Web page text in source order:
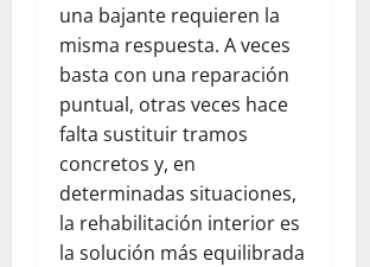
una bajante requieren la
misma respuesta. A veces
basta con una reparación
puntual, otras veces hace
falta sustituir tramos
concretos y, en
determinadas situaciones,
la rehabilitación interior es
la solución más equilibrada